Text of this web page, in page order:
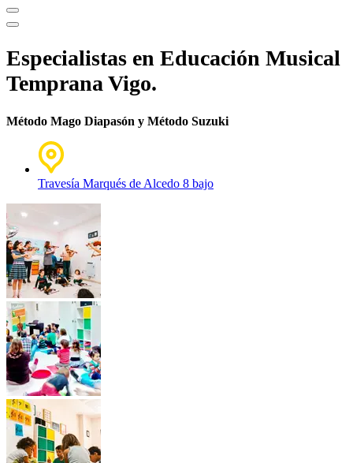
Especialistas en Educación Musical
Temprana Vigo.
Método Mago Diapasón y Método Suzuki
Travesía Marqués de Alcedo 8 bajo